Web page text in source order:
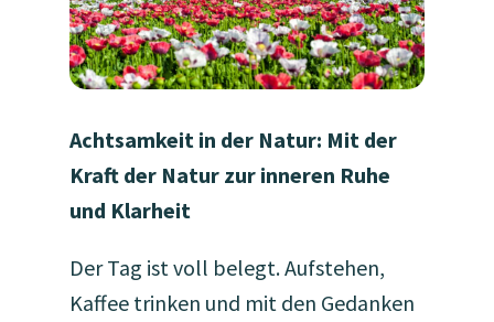
Achtsamkeit in der Natur: Mit der
Kraft der Natur zur inneren Ruhe
und Klarheit
Der Tag ist voll belegt. Aufstehen,
Kaffee trinken und mit den Gedanken